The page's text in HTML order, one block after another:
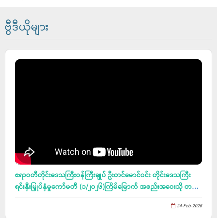
ဗွီဒီယိုများ
ဧရာဝတီတိုင်း‌ဒေသကြီးဝန်ကြီးချုပ် ဦးတင်မောင်ဝင်း တိုင်းဒေသကြီး
ရင်းနှီးမြှုပ်နှံမှုကော်မတီ (၁/၂၀၂၆)ကြိမ်မြောက် အစည်းအဝေးသို တက်
ရောက်၊ ဇလွန်မြို၊ မာရ်အောင်မြင် ပြည်တော်ပြန် မြတ်စွာဘုရားကြီး၏
24-Feb-2026